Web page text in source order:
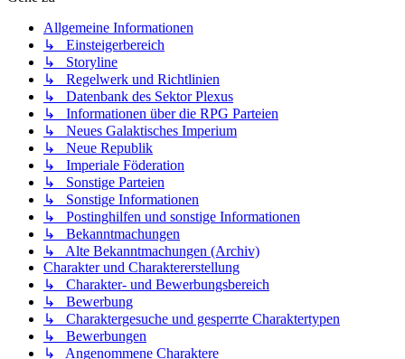
Allgemeine Informationen
↳ Einsteigerbereich
↳ Storyline
↳ Regelwerk und Richtlinien
↳ Datenbank des Sektor Plexus
↳ Informationen über die RPG Parteien
↳ Neues Galaktisches Imperium
↳ Neue Republik
↳ Imperiale Föderation
↳ Sonstige Parteien
↳ Sonstige Informationen
↳ Postinghilfen und sonstige Informationen
↳ Bekanntmachungen
↳ Alte Bekanntmachungen (Archiv)
Charakter und Charaktererstellung
↳ Charakter- und Bewerbungsbereich
↳ Bewerbung
↳ Charaktergesuche und gesperrte Charaktertypen
↳ Bewerbungen
↳ Angenommene Charaktere